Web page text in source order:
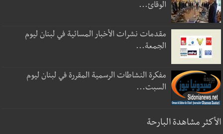
الوقائ...
مقدمات نشرات الأخبار المسائية في لبنان ليوم
الجمعة...
مفكرة النشاطات الرسمية المقررة في لبنان ليوم
السبت...
الأكثر مشاهدة البارحة